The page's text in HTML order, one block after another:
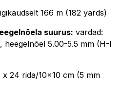
166 m (182 yards)
suurus: vardad:
heegelnõel 5.00-5.5 mm (H-I
x 24 rida/10×10 cm (5 mm